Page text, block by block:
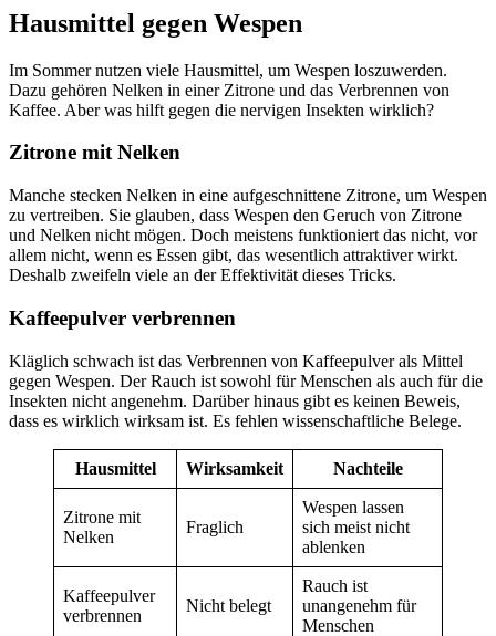
Hausmittel gegen Wespen
Im Sommer nutzen viele Hausmittel, um Wespen loszuwerden.
Dazu gehören Nelken in einer Zitrone und das Verbrennen von
Kaffee. Aber was hilft gegen die nervigen Insekten wirklich?
Zitrone mit Nelken
Manche stecken Nelken in eine aufgeschnittene Zitrone, um Wespen
zu vertreiben. Sie glauben, dass Wespen den Geruch von Zitrone
und Nelken nicht mögen. Doch meistens funktioniert das nicht, vor
allem nicht, wenn es Essen gibt, das wesentlich attraktiver wirkt.
Deshalb zweifeln viele an der Effektivität dieses Tricks.
Kaffeepulver verbrennen
Kläglich schwach ist das Verbrennen von Kaffeepulver als Mittel
gegen Wespen. Der Rauch ist sowohl für Menschen als auch für die
Insekten nicht angenehm. Darüber hinaus gibt es keinen Beweis,
dass es wirklich wirksam ist. Es fehlen wissenschaftliche Belege.
Hausmittel Wirksamkeit Nachteile
Zitrone mit
Nelken
Fraglich
Wespen lassen
sich meist nicht
ablenken
Kaffeepulver
verbrennen
Nicht belegt
Rauch ist
unangenehm für
Menschen